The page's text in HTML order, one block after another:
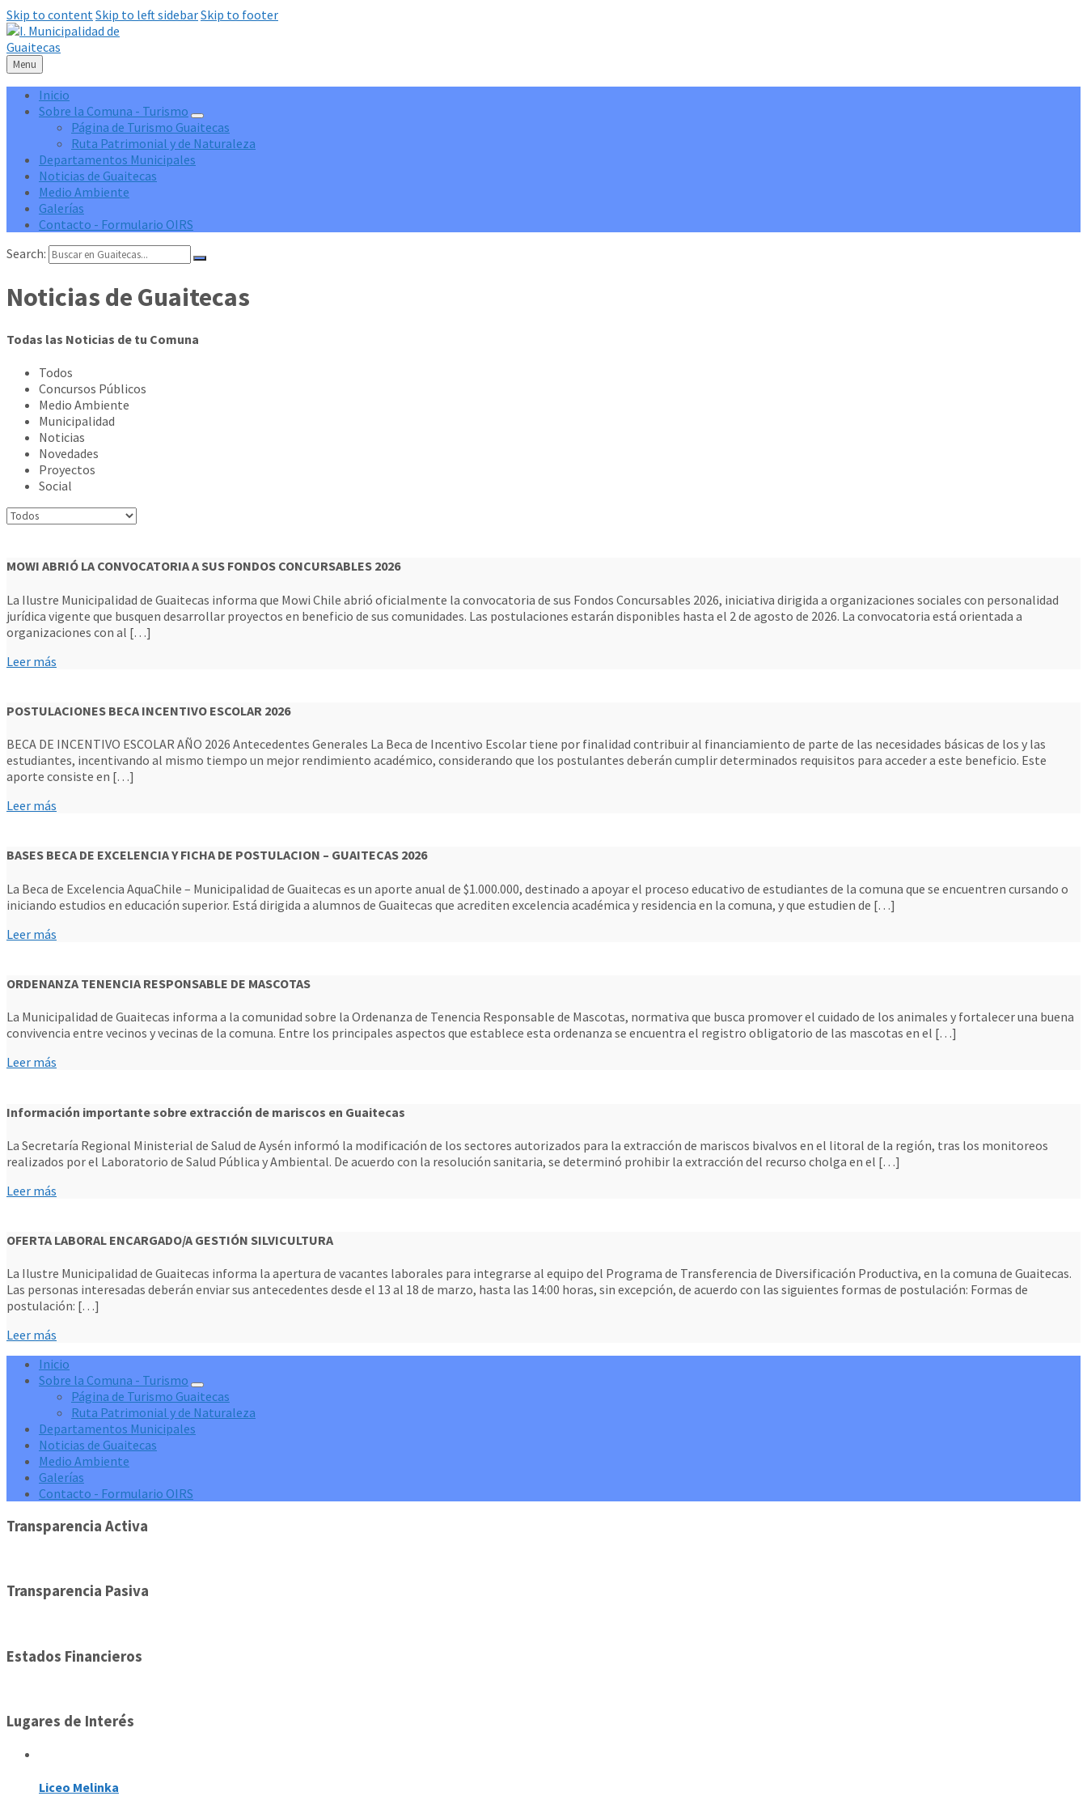
Skip to contentSkip to left sidebarSkip to footer
Menu
Inicio
Sobre la Comuna - Turismo
Página de Turismo Guaitecas
Ruta Patrimonial y de Naturaleza
Departamentos Municipales
Noticias de Guaitecas
Medio Ambiente
Galerías
Contacto - Formulario OIRS
Search:
Noticias de Guaitecas
Todas las Noticias de tu Comuna
Todos
Concursos Públicos
Medio Ambiente
Municipalidad
Noticias
Novedades
Proyectos
Social
MOWI ABRIÓ LA CONVOCATORIA A SUS FONDOS CONCURSABLES 2026
La Ilustre Municipalidad de Guaitecas informa que Mowi Chile abrió oficialmente la convocatoria de sus Fondos Concursables 2026, iniciativa dirigida a organizaciones sociales con personalidad
jurídica vigente que busquen desarrollar proyectos en beneficio de sus comunidades. Las postulaciones estarán disponibles hasta el 2 de agosto de 2026. La convocatoria está orientada a
organizaciones con al […]
Leer más
POSTULACIONES BECA INCENTIVO ESCOLAR 2026
BECA DE INCENTIVO ESCOLAR AÑO 2026 Antecedentes Generales La Beca de Incentivo Escolar tiene por finalidad contribuir al financiamiento de parte de las necesidades básicas de los y las
estudiantes, incentivando al mismo tiempo un mejor rendimiento académico, considerando que los postulantes deberán cumplir determinados requisitos para acceder a este beneficio. Este
aporte consiste en […]
Leer más
BASES BECA DE EXCELENCIA Y FICHA DE POSTULACION – GUAITECAS 2026
La Beca de Excelencia AquaChile – Municipalidad de Guaitecas es un aporte anual de $1.000.000, destinado a apoyar el proceso educativo de estudiantes de la comuna que se encuentren cursando o
iniciando estudios en educación superior. Está dirigida a alumnos de Guaitecas que acrediten excelencia académica y residencia en la comuna, y que estudien de […]
Leer más
ORDENANZA TENENCIA RESPONSABLE DE MASCOTAS
La Municipalidad de Guaitecas informa a la comunidad sobre la Ordenanza de Tenencia Responsable de Mascotas, normativa que busca promover el cuidado de los animales y fortalecer una buena
convivencia entre vecinos y vecinas de la comuna. Entre los principales aspectos que establece esta ordenanza se encuentra el registro obligatorio de las mascotas en el […]
Leer más
Información importante sobre extracción de mariscos en Guaitecas
La Secretaría Regional Ministerial de Salud de Aysén informó la modificación de los sectores autorizados para la extracción de mariscos bivalvos en el litoral de la región, tras los monitoreos
realizados por el Laboratorio de Salud Pública y Ambiental. De acuerdo con la resolución sanitaria, se determinó prohibir la extracción del recurso cholga en el […]
Leer más
OFERTA LABORAL ENCARGADO/A GESTIÓN SILVICULTURA
La Ilustre Municipalidad de Guaitecas informa la apertura de vacantes laborales para integrarse al equipo del Programa de Transferencia de Diversificación Productiva, en la comuna de Guaitecas.
Las personas interesadas deberán enviar sus antecedentes desde el 13 al 18 de marzo, hasta las 14:00 horas, sin excepción, de acuerdo con las siguientes formas de postulación: Formas de
postulación: […]
Leer más
Inicio
Sobre la Comuna - Turismo
Página de Turismo Guaitecas
Ruta Patrimonial y de Naturaleza
Departamentos Municipales
Noticias de Guaitecas
Medio Ambiente
Galerías
Contacto - Formulario OIRS
Transparencia Activa
Transparencia Pasiva
Estados Financieros
Lugares de Interés
Liceo Melinka